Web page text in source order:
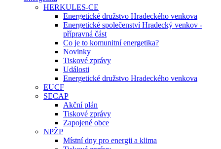
HERKULES-CE
Energetické družstvo Hradeckého venkova
Energetické společenství Hradecký venkov -
přípravná část
Co je to komunitní energetika?
Novinky
Tiskové zprávy
Události
Energetické družstvo Hradeckého venkova
EUCF
SECAP
Akční plán
Tiskové zprávy
Zapojené obce
NPŽP
Místní dny pro energii a klima